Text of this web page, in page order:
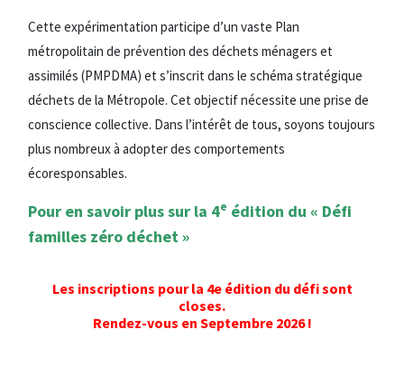
Cette expérimentation participe d’un vaste Plan
métropolitain de prévention des déchets ménagers et
assimilés (PMPDMA) et s’inscrit dans le schéma stratégique
déchets de la Métropole. Cet objectif nécessite une prise de
conscience collective. Dans l’intérêt de tous, soyons toujours
plus nombreux à adopter des comportements
écoresponsables.
Pour en savoir plus sur la 4e édition du « Défi
familles zéro déchet »
Les inscriptions pour la 4e édition du défi sont
closes.
Rendez-vous en Septembre 2026 !